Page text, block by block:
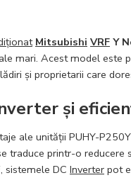
Mitsubishi VRF Y
mari. Acest model este
și proprietarii care
și
ale unității PUHY-
traduce printr-o reducere
sistemele DC Inverter pot